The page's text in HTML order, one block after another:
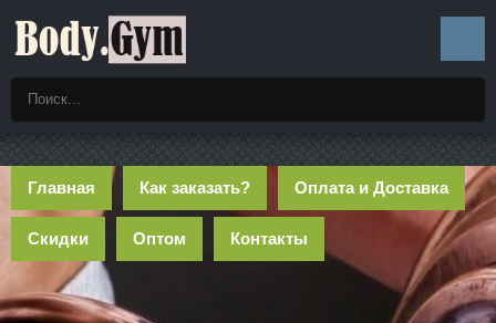
Главная Как заказать? Оплата и Доставка
Скидки Оптом Контакты